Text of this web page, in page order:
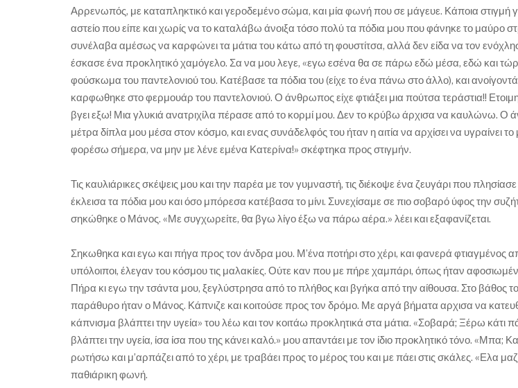
Αρρενωπός, με καταπληκτικό και γεροδεμένο σώμα, και μία φωνή που σε μάγευε. Κάποια στιγμή
αστείο που είπε και χωρίς να το καταλάβω άνοιξα τόσο πολύ τα πόδια μου που φάνηκε το μαύρο
συνέλαβα αμέσως να καρφώνει τα μάτια του κάτω από τη φουστίτσα, αλλά δεν είδα να τον
έσκασε ένα προκλητικό χαμόγελο. Σα να μου λεγε, «εγω εσένα θα σε πάρω εδώ μέσα, εδώ και
φούσκωμα του παντελονιού του. Κατέβασε τα πόδια του (είχε το ένα πάνω στο άλλο), και
καρφωθηκε στο φερμουάρ του παντελονιού. Ο άνθρωπος είχε φτιάξει μια πούτσα τεράστια!! Ετοιμη
βγει εξω! Μια γλυκιά ανατριχίλα πέρασε από το κορμί μου. Δεν το κρύβω άρχισα να καυλώνω. Ο
μέτρα δίπλα μου μέσα στον κόσμο, και ενας συνάδελφός του ήταν η αιτία να αρχίσει να υγραίνει
φορέσω σήμερα, να μην με λένε εμένα Κατερίνα!» σκέφτηκα προς στιγμήν.
Τις καυλιάρικες σκέψεις μου και την παρέα με τον γυμναστή, τις διέκοψε ένα ζευγάρι που
έκλεισα τα πόδια μου και όσο μπόρεσα κατέβασα το μίνι. Συνεχίσαμε σε πιο σοβαρό ύφος την
σηκώθηκε ο Μάνος. «Με συγχωρείτε, θα βγω λίγο έξω να πάρω αέρα.» λέει και εξαφανίζεται.
Σηκωθηκα και εγω και πήγα προς τον άνδρα μου. Μ’ένα ποτήρι στο χέρι, και φανερά φτιαγμένος
υπόλοιποι, έλεγαν του κόσμου τις μαλακίες. Ούτε καν που με πήρε χαμπάρι, όπως ήταν
Πήρα κι εγω την τσάντα μου, ξεγλύστρησα από το πλήθος και βγήκα από την αίθουσα. Στο βάθος
παράθυρο ήταν ο Μάνος. Κάπνιζε και κοιτούσε προς τον δρόμο. Με αργά βήματα αρχισα να
κάπνισμα βλάπτει την υγεία» του λέω και τον κοιτάω προκλητικά στα μάτια. «Σοβαρά; Ξέρω κάτι
βλάπτει την υγεία, ίσα ίσα που της κάνει καλό.» μου απαντάει με τον ίδιο προκλητικό τόνο. «Μπα;
ρωτήσω και μ’αρπάζει από το χέρι, με τραβάει προς το μέρος του και με πάει στις σκάλες. «Ελα
παθιάρικη φωνή.